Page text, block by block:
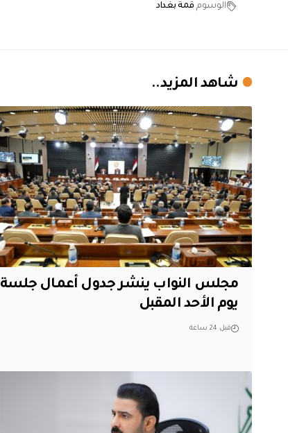
الوسوم قمة بغداد
شاهد المزيد..
مجلس النواب ينشر جدول أعمال جلسة
يوم الأحد المقبل
قبل 24 ساعة